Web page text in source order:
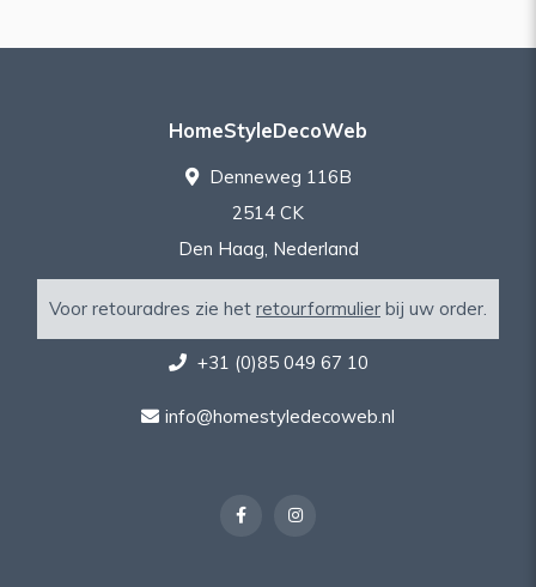
HomeStyleDecoWeb
Denneweg 116B
2514 CK
Den Haag, Nederland
Voor retouradres zie het retourformulier bij uw order.
+31 (0)85 049 67 10
info@homestyledecoweb.nl